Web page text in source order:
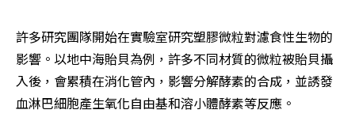
許多研究團隊開始在實驗室研究塑膠微粒對濾食性生物的
影響。以地中海貽貝為例，許多不同材質的微粒被貽貝攝
入後，會累積在消化管內，影響分解酵素的合成，並誘發
血淋巴細胞產生氧化自由基和溶小體酵素等反應。